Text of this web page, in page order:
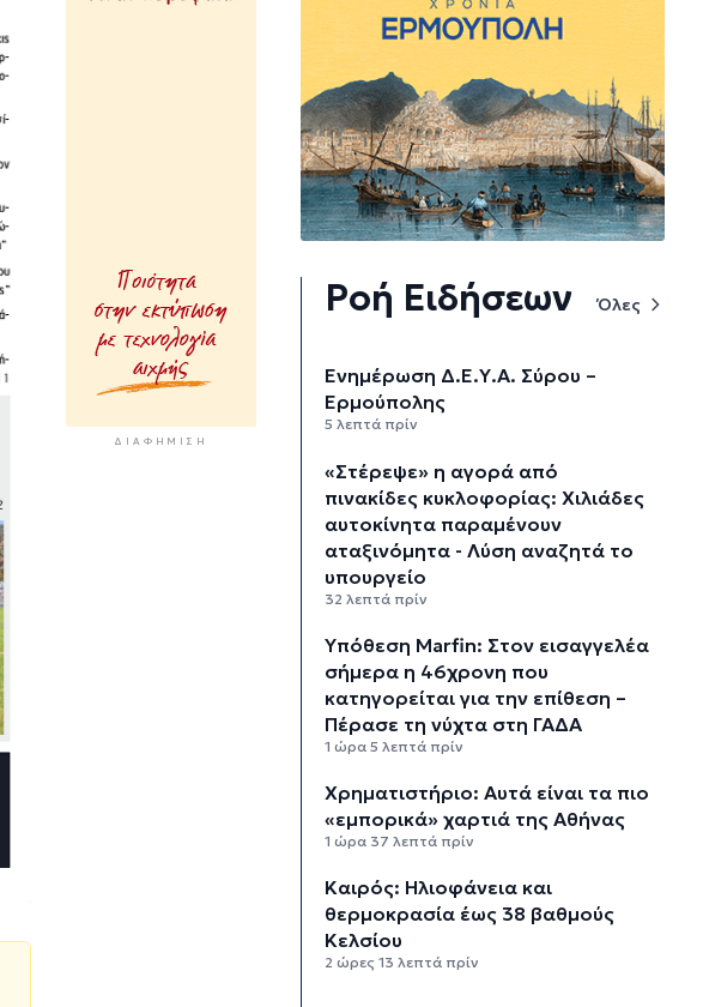
ΔΙΑΦΉΜΙΣΗ
Ροή Ειδήσεων Όλες
Ενημέρωση Δ.Ε.Υ.Α. Σύρου –
Ερμούπολης
5 λεπτά πρίν
«Στέρεψε» η αγορά από
πινακίδες κυκλοφορίας: Χιλιάδες
αυτοκίνητα παραμένουν
αταξινόμητα - Λύση αναζητά το
υπουργείο
32 λεπτά πρίν
Υπόθεση Marfin: Στον εισαγγελέα
σήμερα η 46χρονη που
κατηγορείται για την επίθεση –
Πέρασε τη νύχτα στη ΓΑΔΑ
1 ώρα 5 λεπτά πρίν
Χρηματιστήριο: Αυτά είναι τα πιο
«εμπορικά» χαρτιά της Αθήνας
1 ώρα 37 λεπτά πρίν
Καιρός: Ηλιοφάνεια και
θερμοκρασία έως 38 βαθμούς
Κελσίου
2 ώρες 13 λεπτά πρίν